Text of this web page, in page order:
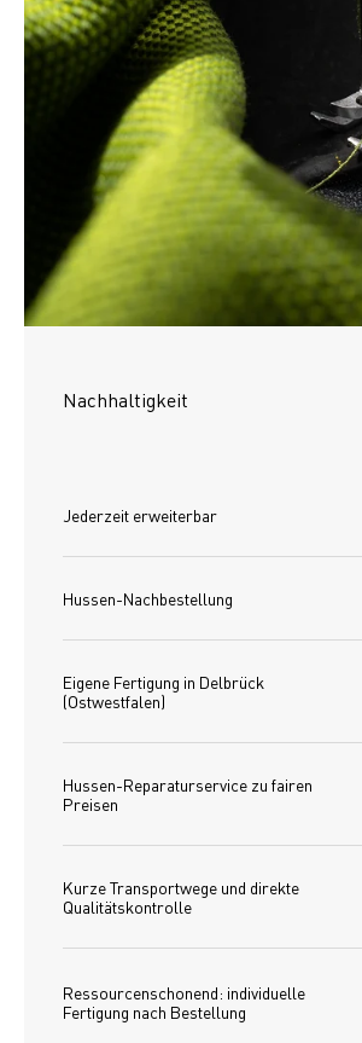
Nachhaltigkeit
Jederzeit erweiterbar
Hussen-Nachbestellung
Eigene Fertigung in Delbrück
(Ostwestfalen)
Hussen-Reparaturservice zu fairen
Preisen​
Kurze Transportwege und direkte
Qualitätskontrolle
Ressourcenschonend: individuelle
Fertigung nach Bestellung